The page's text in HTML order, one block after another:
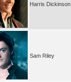
Harris Dickinson
Sam Riley